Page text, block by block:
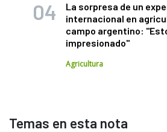
La sorpresa de un
internacional en
campo argentino:
impresionado"
Agricultura
Temas en esta nota